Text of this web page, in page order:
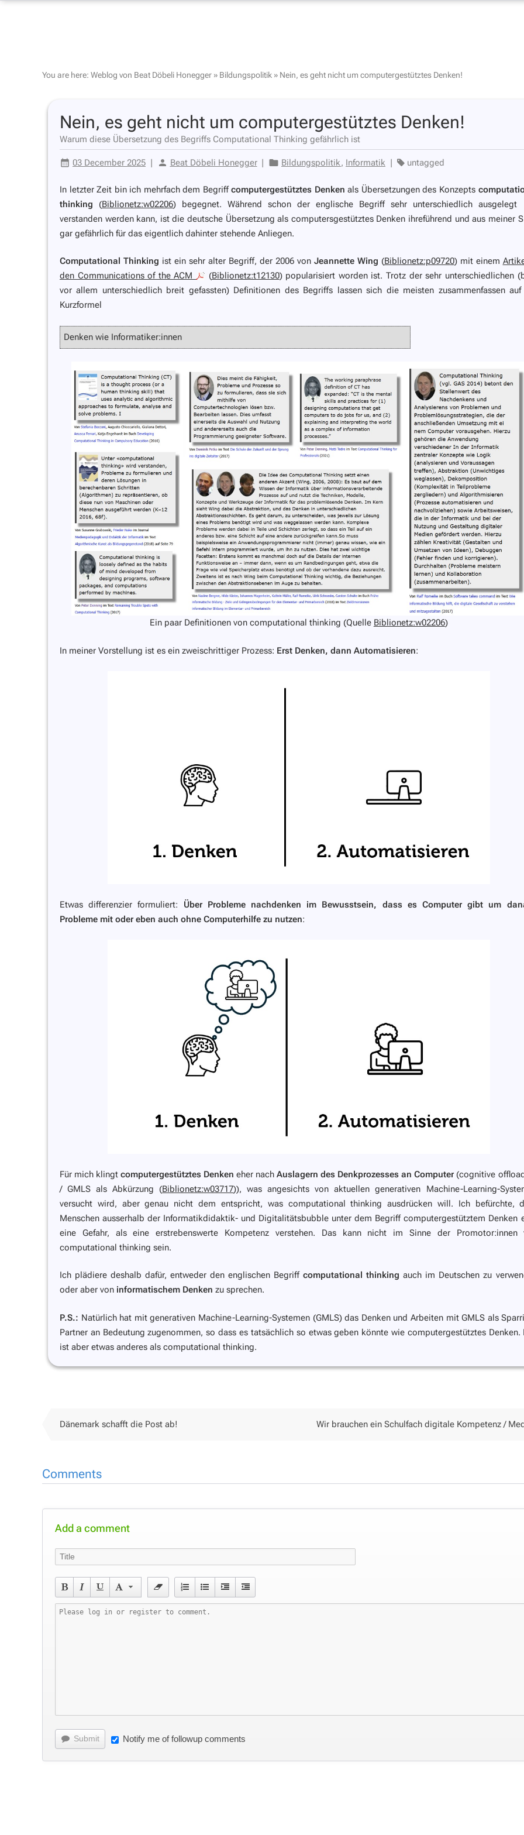
You are here: Weblog von Beat Döbeli Honegger » Bildungspolitik » Nein, es geht nicht um computergestütztes Denken!
Nein, es geht nicht um computergestütztes Denken!
Warum diese Übersetzung des Begriffs Computational Thinking gefährlich ist
03 December 2025 | Beat Döbeli Honegger | Bildungspolitik, Informatik | untagged
In letzter Zeit bin ich mehrfach dem Begriffcomputergestütztes Denken als Übersetzungen des Konzepts
thinking (Biblionetz:w02206) begegnet. Während schon der englische Begriff sehr unterschiedlich ausgelegt
verstanden werden kann, ist die deutsche Übersetzung als computersgestütztes Denken ihreführend und aus meiner
gar gefährlich für das eigentlich dahinter stehende Anliegen.
Computational Thinking ist ein sehr alter Begriff, der 2006 von Jeannette Wing (Biblionetz:p09720) mit einem
den Communications of the ACM
(Biblionetz:t12130) popularisiert worden ist. Trotz der sehr unterschiedlichen
vor allem unterschiedlich breit gefassten) Definitionen des Begriffs lassen sich die meisten zusammenfassen
Kurzformel
Denken wie Informatiker:innen
Ein paar Definitionen von computational thinking (Quelle Biblionetz:w02206)
In meiner Vorstellung ist es ein zweischrittiger Prozess: Erst Denken, dann Automatisieren:
Etwas differenzier formuliert: Über Probleme nachdenken im Bewusstsein, dass es Computer gibt um
Probleme mit oder eben auch ohne Computerhilfe zu nutzen:
Für mich klingtcomputergestütztes Denken eher nachAuslagern des Denkprozesses an Computer (cognitive
/ GMLS als Abkürzung (Biblionetz:w03717)), was angesichts von aktuellen generativen Machine-Learning-
versucht wird, aber genau nicht dem entspricht, was computational thinking ausdrücken will. Ich befürchte,
Menschen ausserhalb der Informatikdidaktik- und Digitalitätsbubble unter dem Begriffcomputergestütztem Denken
eine Gefahr, als eine erstrebenswerte Kompetenz verstehen. Das kann nicht im Sinne der Promotor:innen
computational thinking sein.
Ich plädiere deshalb dafür, entweder den englischen Begriffcomputational thinking auch im Deutschen zu
oder aber von informatischem Denken zu sprechen.
P.S.: Natürlich hat mit generativen Machine-Learning-Systemen (GMLS) das Denken und Arbeiten mit GMLS als
Partner an Bedeutung zugenommen, so dass es tatsächlich so etwas geben könnte wie computergestütztes Denken.
ist aber etwas anderes als computational thinking.
Dänemark schafft die Post ab! Wir brauchen ein Schulfach digitale Kompetenz /
Comments
Add a comment
Submit Notify me of followup comments